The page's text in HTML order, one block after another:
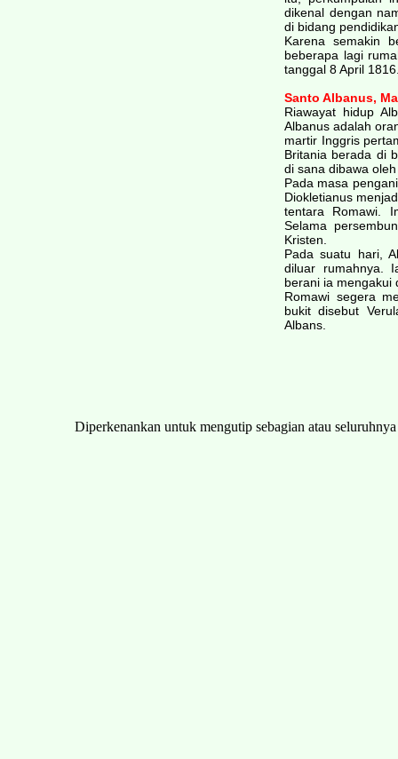
dikenal dengan
di bidang
Karena semakin
beberapa lagi
tanggal 8 April
Santo Albanus,
Riawayat hidup
Albanus adalah
martir Inggris
Britania berada di
di sana dibawa
Pada masa
Diokletianus
tentara Romawi.
Selama
Kristen.
Pada suatu hari,
diluar rumahnya.
berani ia mengakui
Romawi segera
bukit disebut
Albans.
Diperkenankan untuk mengutip sebagian atau